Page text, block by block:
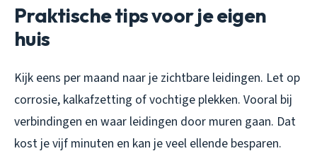
Praktische tips voor je eigen
huis
Kijk eens per maand naar je zichtbare leidingen. Let op
corrosie, kalkafzetting of vochtige plekken. Vooral bij
verbindingen en waar leidingen door muren gaan. Dat
kost je vijf minuten en kan je veel ellende besparen.